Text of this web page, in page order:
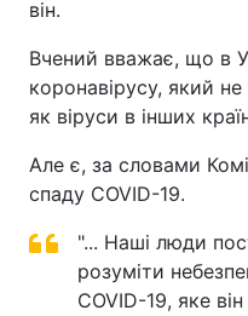
він.
Вчений вважає, що в
коронавірусу, який
як віруси в інших
Але є, за словами
спаду COVID-19.
"... Наші люди
розуміти
COVID-19, яке